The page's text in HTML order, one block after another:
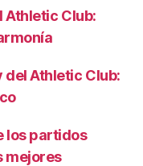
Athletic Club:
del Athletic Club:
los partidos
mejores